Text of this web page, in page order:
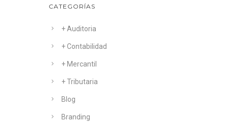
CATEGORÍAS
+ Auditoria
+ Contabilidad
+ Mercantil
+ Tributaria
Blog
Branding